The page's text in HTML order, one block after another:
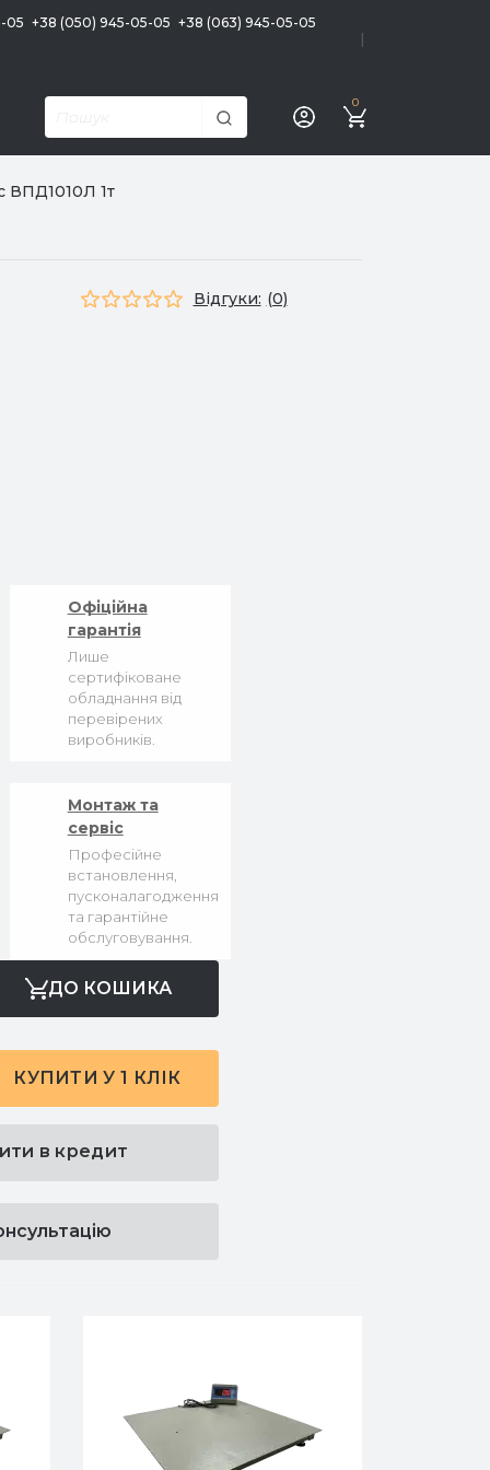
05 +38 (050) 945-05-05 +38 (063) 945-05-05
0
ВПД1010Л 1т
Відгуки: (0)
Офіційна
гарантія
Лише
сертифіковане
обладнання від
перевірених
виробників.
Монтаж та
сервіс
Професійне
встановлення,
пусконалагодження
та гарантійне
обслуговування.
ДО КОШИКА
КУПИТИ У 1 КЛІК
в кредит